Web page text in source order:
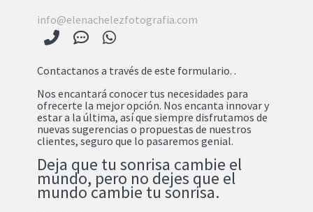
info@elenachelezfotografia.com
Contactanos a través de este formulario. .
Nos encantará conocer tus necesidades para
ofrecerte la mejor opción. Nos encanta innovar y
estar a la última, así que siempre disfrutamos de
nuevas sugerencias o propuestas de nuestros
clientes, seguro que lo pasaremos genial.
Deja que tu sonrisa cambie el
mundo, pero no dejes que el
mundo cambie tu sonrisa.